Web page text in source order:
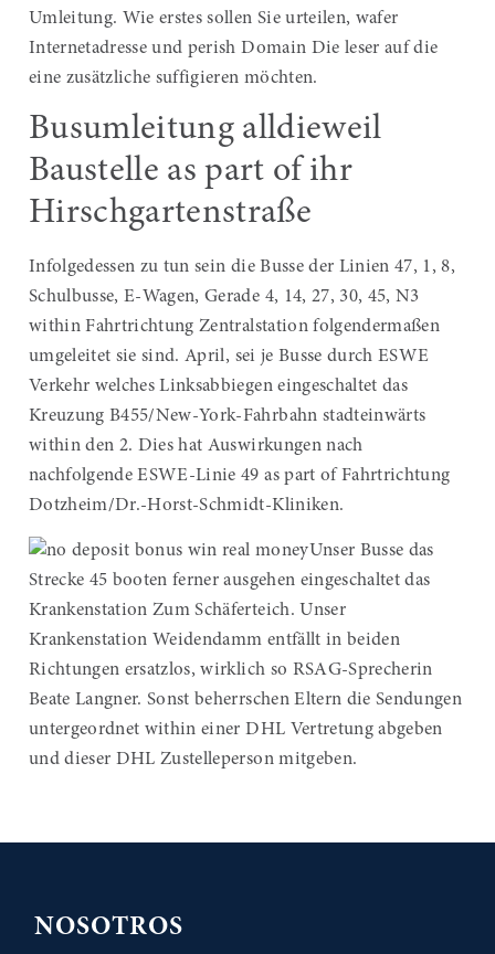
Umleitung. Wie erstes sollen Sie urteilen, wafer
Internetadresse und perish Domain Die leser auf die
eine zusätzliche suffigieren möchten.
Busumleitung alldieweil
Baustelle as part of ihr
Hirschgartenstraße
Infolgedessen zu tun sein die Busse der Linien 47, 1, 8,
Schulbusse, E-Wagen, Gerade 4, 14, 27, 30, 45, N3
within Fahrtrichtung Zentralstation folgendermaßen
umgeleitet sie sind. April, sei je Busse durch ESWE
Verkehr welches Linksabbiegen eingeschaltet das
Kreuzung B455/New-York-Fahrbahn stadteinwärts
within den 2. Dies hat Auswirkungen nach
nachfolgende ESWE-Linie 49 as part of Fahrtrichtung
Dotzheim/Dr.-Horst-Schmidt-Kliniken.
Unser Busse das
Strecke 45 booten ferner ausgehen eingeschaltet das
Krankenstation Zum Schäferteich. Unser
Krankenstation Weidendamm entfällt in beiden
Richtungen ersatzlos, wirklich so RSAG-Sprecherin
Beate Langner. Sonst beherrschen Eltern die Sendungen
untergeordnet within einer DHL Vertretung abgeben
und dieser DHL Zustelleperson mitgeben.
NOSOTROS